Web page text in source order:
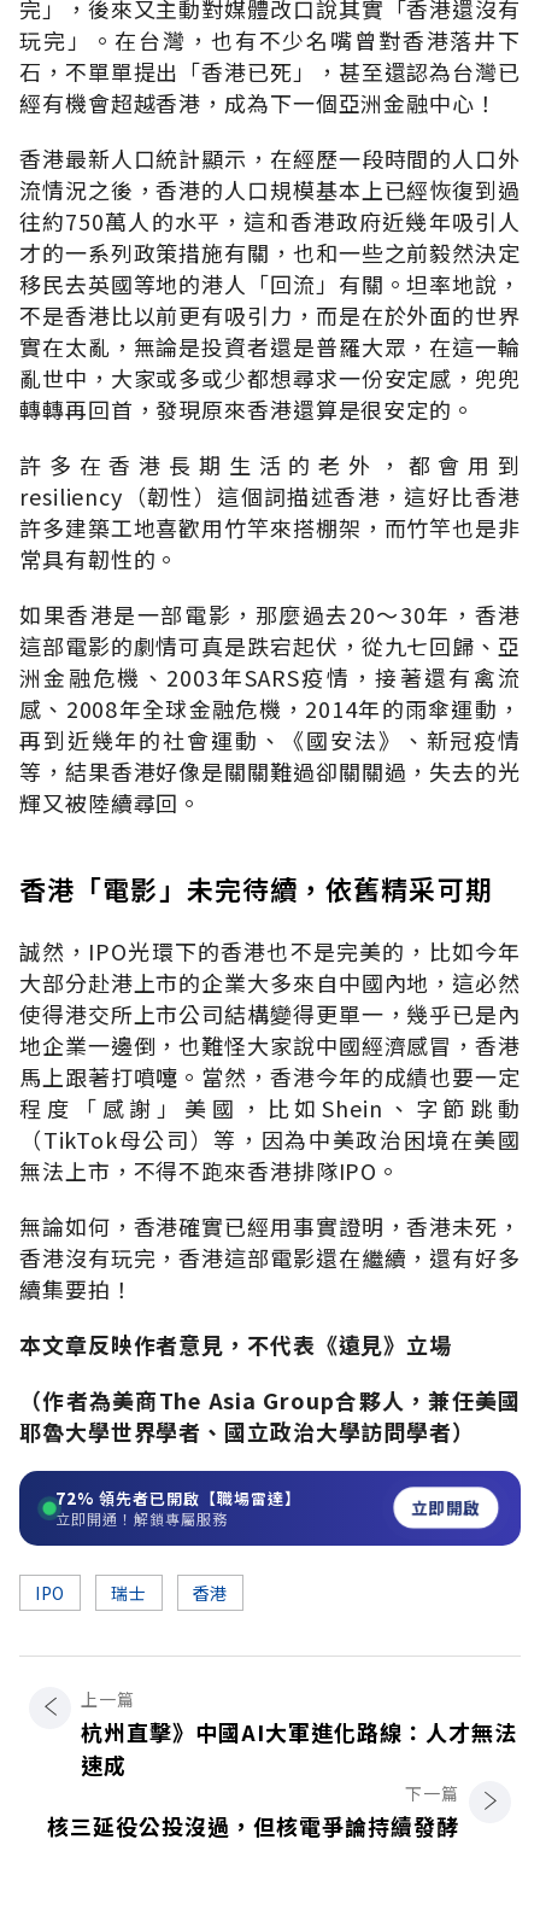
完」，後來又主動對媒體改口說其實「香港還沒有
玩完」。在台灣，也有不少名嘴曾對香港落井下
石，不單單提出「香港已死」，甚至還認為台灣已
經有機會超越香港，成為下一個亞洲金融中心！
香港最新人口統計顯示，在經歷一段時間的人口外
流情況之後，香港的人口規模基本上已經恢復到過
往約750萬人的水平，這和香港政府近幾年吸引人
才的一系列政策措施有關，也和一些之前毅然決定
移民去英國等地的港人「回流」有關。坦率地說，
不是香港比以前更有吸引力，而是在於外面的世界
實在太亂，無論是投資者還是普羅大眾，在這一輪
亂世中，大家或多或少都想尋求一份安定感，兜兜
轉轉再回首，發現原來香港還算是很安定的。
許多在香港長期生活的老外，都會用到
resiliency（韌性）這個詞描述香港，這好比香港
許多建築工地喜歡用竹竿來搭棚架，而竹竿也是非
常具有韌性的。
如果香港是一部電影，那麼過去20～30年，香港
這部電影的劇情可真是跌宕起伏，從九七回歸、亞
洲金融危機、2003年SARS疫情，接著還有禽流
感、2008年全球金融危機，2014年的雨傘運動，
再到近幾年的社會運動、《國安法》、新冠疫情
等，結果香港好像是關關難過卻關關過，失去的光
輝又被陸續尋回。
香港「電影」未完待續，依舊精采可期
誠然，IPO光環下的香港也不是完美的，比如今年
大部分赴港上市的企業大多來自中國內地，這必然
使得港交所上市公司結構變得更單一，幾乎已是內
地企業一邊倒，也難怪大家說中國經濟感冒，香港
馬上跟著打噴嚏。當然，香港今年的成績也要一定
程度「感謝」美國，比如Shein、字節跳動
（TikTok母公司）等，因為中美政治困境在美國
無法上市，不得不跑來香港排隊IPO。
無論如何，香港確實已經用事實證明，香港未死，
香港沒有玩完，香港這部電影還在繼續，還有好多
續集要拍！
本文章反映作者意見，不代表《遠見》立場
（作者為美商The Asia Group合夥人，兼任美國
耶魯大學世界學者、國立政治大學訪問學者）
72% 領先者已開啟【職場雷達】
立即開通！解鎖專屬服務 立即開啟
IPO 瑞士 香港
上一篇
杭州直擊》中國AI大軍進化路線：人才無法
速成
下一篇
核三延役公投沒過，但核電爭論持續發酵